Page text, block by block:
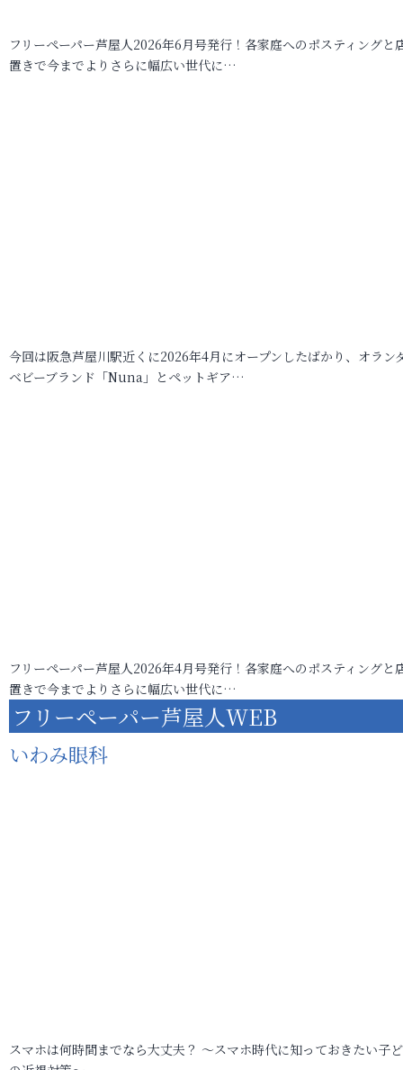
フリーペーパー芦屋人2026年6月号発行！各家庭へのポスティングと
置きで今までよりさらに幅広い世代に…
今回は阪急芦屋川駅近くに2026年4月にオープンしたばかり、オラン
ベビーブランド「Nuna」とペットギア…
フリーペーパー芦屋人2026年4月号発行！各家庭へのポスティングと
置きで今までよりさらに幅広い世代に…
フリーペーパー芦屋人WEB
いわみ眼科
スマホは何時間までなら大丈夫？ ～スマホ時代に知っておきたい子